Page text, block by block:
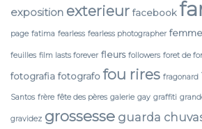
exposition exterieur facebook
page fatima fearless fearless photographer
feuilles film lasts forever fleurs followers foret de
fotografia fotografo fou rires fragonard
Santos frère fête des pères galerie gay graffiti
gravidez grossesse guarda